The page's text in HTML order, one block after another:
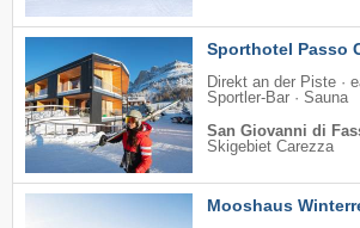
Sporthotel Passo
Direkt an der Piste ·
Sportler-Bar · Sauna
San Giovanni di
Skigebiet Carezza
Mooshaus